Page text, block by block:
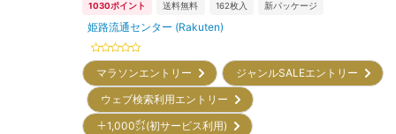
1030ポイント 送料無料 162枚入 新パッケージ
姫路流通センター (Rakuten)
マラソンエントリー
ジャンルSALEエントリー
ウェブ検索利用エントリー
＋1,000㌽(初サービス利用)